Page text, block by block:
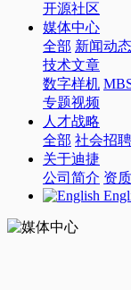
开源社区
媒体中心
全部 新闻动态
技术文章
数字样机
专题视频
人才战略
全部 社会招聘
关于迪捷
公司简介 资